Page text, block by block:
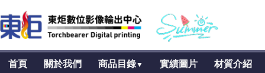
首頁 關於我們 商品目錄▼ 實績圖片 材質介紹